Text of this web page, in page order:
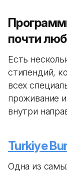
почти
Есть
стипендий,
всех
проживание
внутри
Turkiye
Одна из